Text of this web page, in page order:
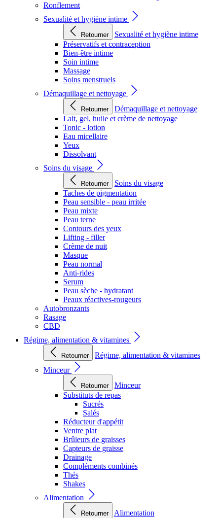
Ronflement
Sexualité et hygiène intime
Retourner
Sexualité et hygiène intime
Préservatifs et contraception
Bien-être intime
Soin intime
Massage
Soins menstruels
Démaquillage et nettoyage
Retourner
Démaquillage et nettoyage
Lait, gel, huile et crème de nettoyage
Tonic - lotion
Eau micellaire
Yeux
Dissolvant
Soins du visage
Retourner
Soins du visage
Taches de pigmentation
Peau sensible - peau irritée
Peau mixte
Peau terne
Contours des yeux
Lifting - filler
Crème de nuit
Masque
Peau normal
Anti-rides
Serum
Peau sèche - hydratant
Peaux réactives-rougeurs
Autobronzants
Rasage
CBD
Régime, alimentation & vitamines
Retourner
Régime, alimentation & vitamines
Minceur
Retourner
Minceur
Substituts de repas
Sucrés
Salés
Réducteur d'appétit
Ventre plat
Brûleurs de graisses
Capteurs de graisse
Drainage
Compléments combinés
Thés
Shakes
Alimentation
Retourner
Alimentation